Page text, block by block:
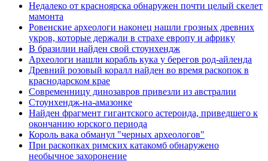
Недалеко от красноярска обнаружен почти целый скелет
мамонта
Ровенские археологи наконец нашли грозных древних
укров, которые держали в страхе европу и африку
В бразилии найден свой стоунхендж
Археологи нашли корабль кука у берегов род-айленда
Древний розовый коралл найден во время раскопок в
краснодарском крае
Современницу динозавров привезли из австралии
Стоунхендж-на-амазонке
Найден фрагмент гигантского астероида, приведшего к
окончанию юрского периода
Король вака обманул "черных археологов"
При раскопках римских катакомб обнаружено
необычное захоронение